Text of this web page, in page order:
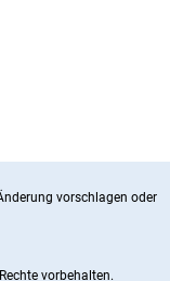
vorschlagen oder
vorbehalten.